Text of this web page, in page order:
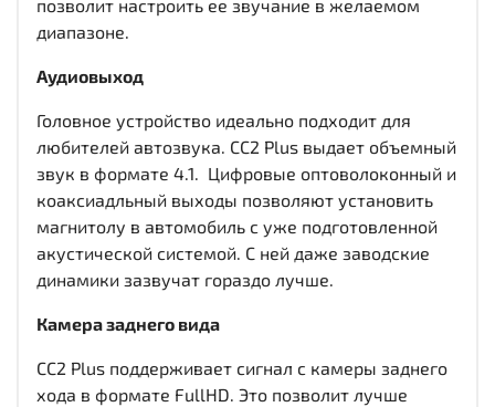
позволит настроить ее звучание в желаемом
диапазоне.
Аудиовыход
Головное устройство идеально подходит для
любителей автозвука. CC2 Plus выдает объемный
звук в формате 4.1. Цифровые оптоволоконный и
коаксиадльный выходы позволяют установить
магнитолу в автомобиль с уже подготовленной
акустической системой. С ней даже заводские
динамики зазвучат гораздо лучше.
Камера заднего вида
CC2 Plus поддерживает сигнал с камеры заднего
хода в формате FullHD. Это позволит лучше